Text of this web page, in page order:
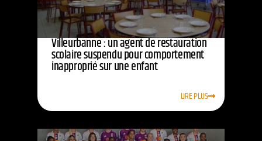
Villeurbanne : un agent de restauration
scolaire suspendu pour comportement
inapproprié sur une enfant
LIRE PLUS